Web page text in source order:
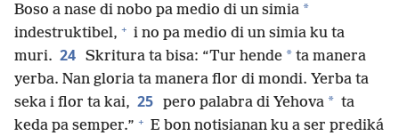
Boso a nase di nobo pa medio di un simia *
indestruktibel, + i no pa medio di un simia ku ta
muri. 24 Skritura ta bisa: “Tur hende * ta manera
yerba. Nan gloria ta manera flor di mondi. Yerba ta
seka i flor ta kai, 25 pero palabra di Yehova * ta
keda pa semper.” + E bon notisianan ku a ser prediká